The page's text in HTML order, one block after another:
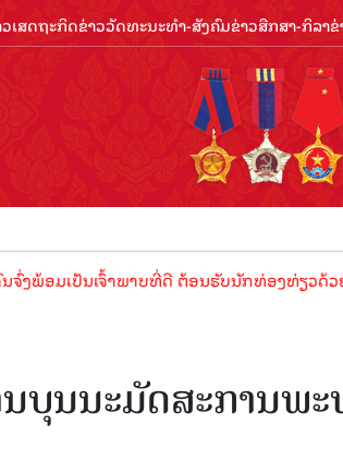
ເສດຖະກິດຂ່າວວັດທະນະທຳ-ສັງຄົມຂ່າວສືກສາ-ກິລາ
ປັນເຈົ້າພາບທີ່ດີ ຕ້ອນຮັບນັກທ່ອງທ່ຽວດ້ວຍໄມຕີຈິ
ບຸນນະມັດສະການພ